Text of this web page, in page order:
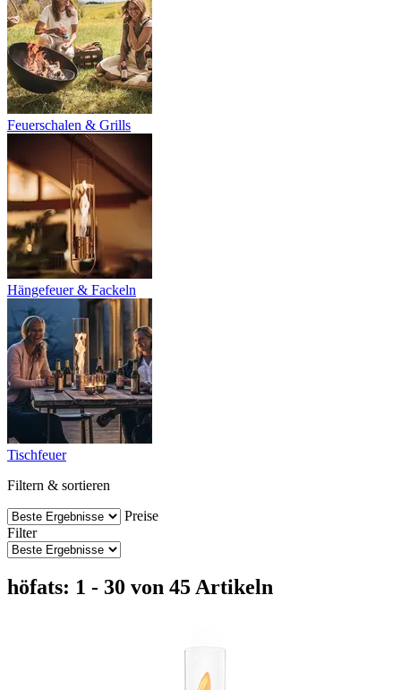
Feuerschalen & Grills
Hängefeuer & Fackeln
Tischfeuer
Filtern & sortieren
Preise
Filter
höfats: 1 - 30 von 45 Artikeln